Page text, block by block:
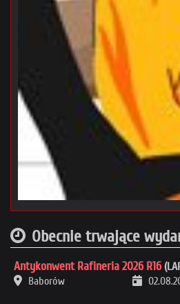
Obecnie trwające
Antykonwent Rafineria 2026 R16
Baborów